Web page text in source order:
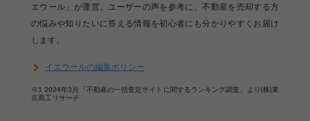
エウール」が運営。ユーザーの声を参考に、不動産を売却する方
の悩みや知りたいに答える情報を初心者にも分かりやすくお届け
します。
イエウールの編集ポリシー
※1 2024年3月「不動産の一括査定サイトに関するランキング調査」より(株)東
京商工リサーチ
【完全無料】うちの価格いくら？
無料診断スタート